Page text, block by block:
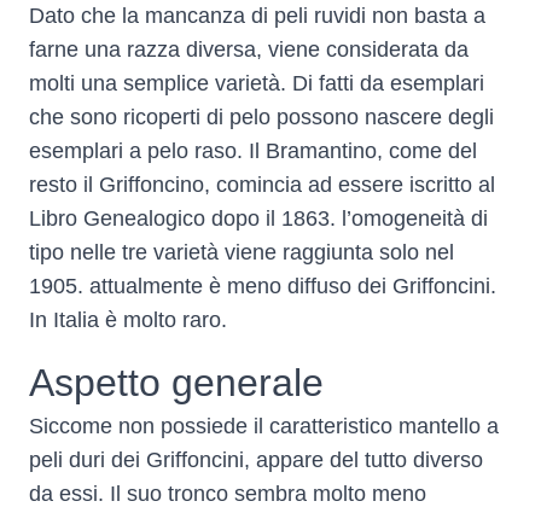
Dato che la mancanza di peli ruvidi non basta a
farne una razza diversa, viene considerata da
molti una semplice varietà. Di fatti da esemplari
che sono ricoperti di pelo possono nascere degli
esemplari a pelo raso. Il Bramantino, come del
resto il Griffoncino, comincia ad essere iscritto al
Libro Genealogico dopo il 1863. l’omogeneità di
tipo nelle tre varietà viene raggiunta solo nel
1905. attualmente è meno diffuso dei Griffoncini.
In Italia è molto raro.
Aspetto generale
Siccome non possiede il caratteristico mantello a
peli duri dei Griffoncini, appare del tutto diverso
da essi. Il suo tronco sembra molto meno